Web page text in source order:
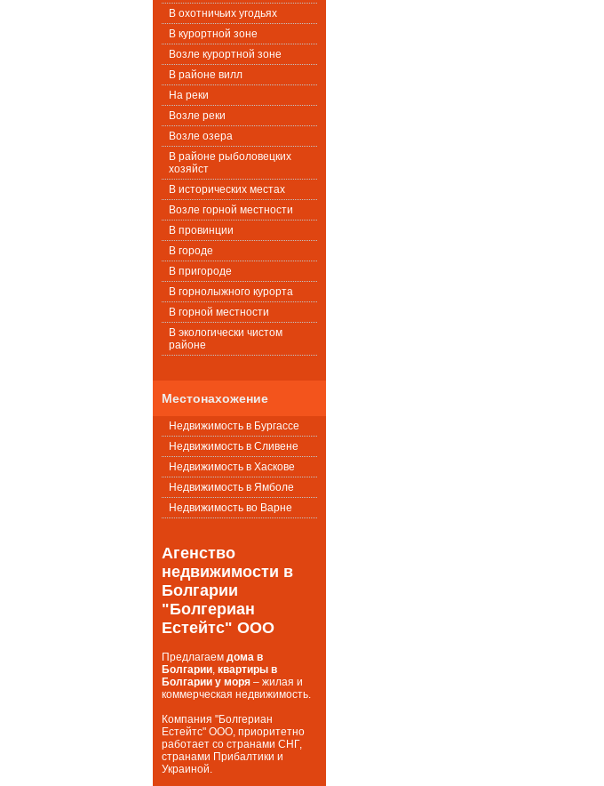
В охотничьих угодьях
В курортной зоне
Возле курортной зоне
В районе вилл
На реки
Возле реки
Возле озера
В районе рыболовецких
хозяйст
В исторических местах
Возле горной местности
В провинции
В городе
В пригороде
В горнолыжного курорта
В горной местности
В экологически чистом
районе
Местонахожение
Недвижимость в Бургассе
Недвижимость в Сливене
Недвижимость в Хаскове
Недвижимость в Ямболе
Недвижимость во Варне
Агенство
недвижимости в
Болгарии
"Болгериан
Естейтс" ООО
Предлагаем дома в
Болгарии, квартиры в
Болгарии у моря – жилая и
коммерческая недвижимость.
Компания "Болгериан
Естейтс" ООО, приоритетно
работает со странами СНГ,
странами Прибалтики и
Украиной.